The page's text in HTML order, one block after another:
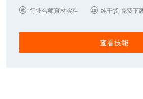
 行业名师真材实料  纯干货 免费下
查看技能